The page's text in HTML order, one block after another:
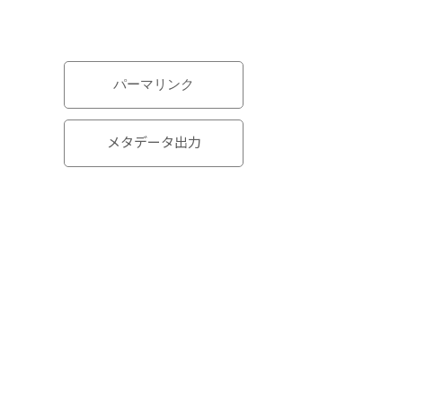
パーマリンク
メタデータ出力